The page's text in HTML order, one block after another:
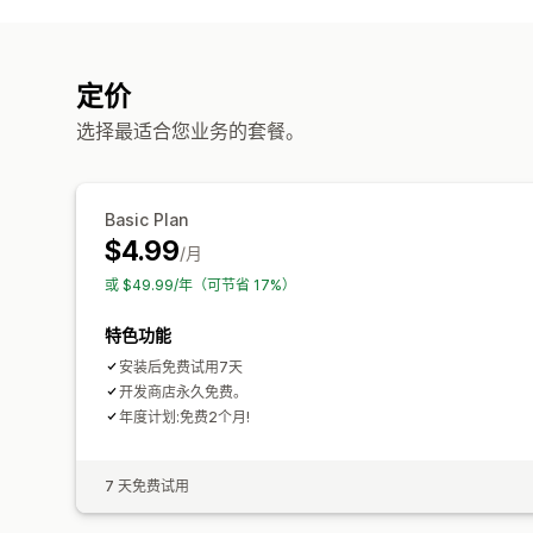
定价
选择最适合您业务的套餐。
Basic Plan
$4.99/月
或 $49.99/年（可节省 17%）
特色功能
安装后免费试用7天
开发商店永久免费。
年度计划:免费2个月!
7 天免费试用